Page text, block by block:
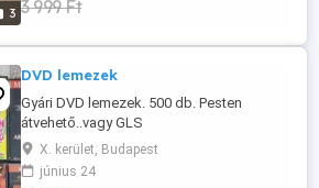
3 3 999 Ft
DVD lemezek
Gyári DVD lemezek. 500 db. Pesten
átvehető..vagy GLS
X. kerület, Budapest
június 24